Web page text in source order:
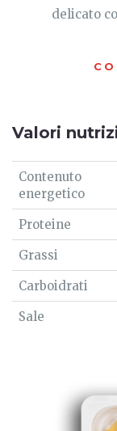
delicato
Valori
Contenuto
energetico
Proteine
Grassi
Carboidrati
Sale